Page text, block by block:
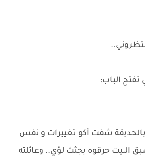
تفتح الباب:
شفت أكو تغييرات و نفس
البيت حرقوه بجثث لـؤي.. وعائلته